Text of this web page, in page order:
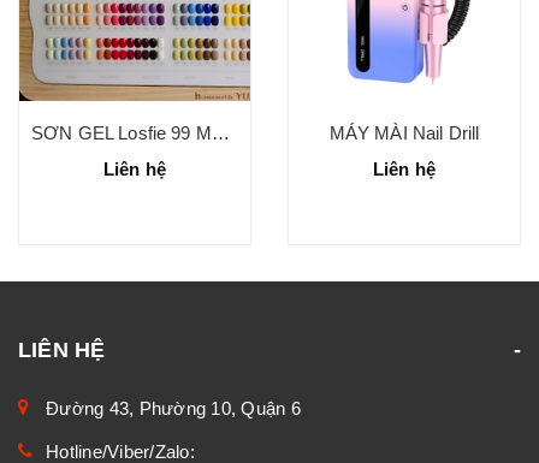
SƠN GEL Losfie 99 MÀU ( ĐỦ LOẠI )
Liên hệ
MÁY MÀI Nail Drill
Liên hệ
LIÊN HỆ
Đường 43, Phường 10, Quận 6
Hotline/Viber/Zalo: